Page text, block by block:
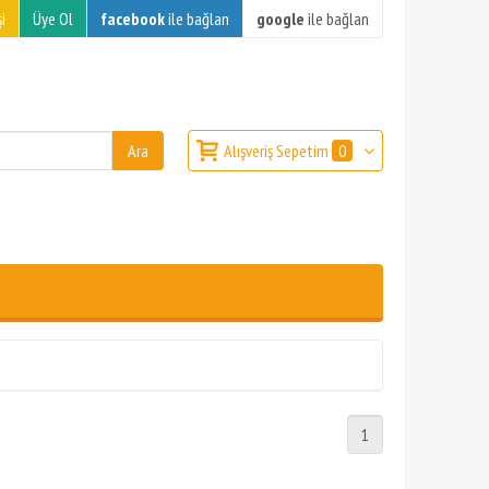
Üye Ol facebookile bağlan google ile bağlan
Alışveriş Sepetim 0
1